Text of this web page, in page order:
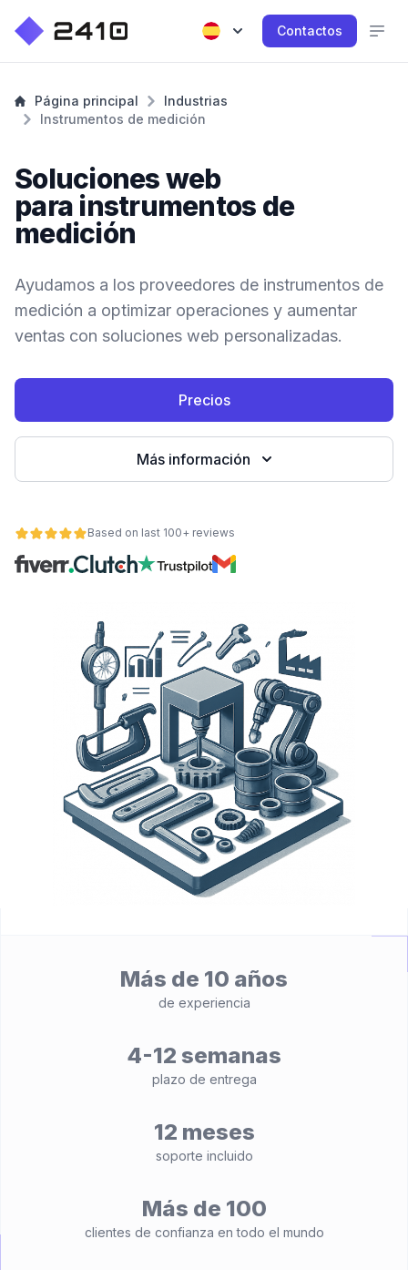
Contactos
Página principal
Industrias
Instrumentos de medición
Soluciones web
para instrumentos de
medición
Ayudamos a los proveedores de instrumentos de
medición a optimizar operaciones y aumentar
ventas con soluciones web personalizadas.
Precios
Más información
Based on last 100+ reviews
Más de 10 años
de experiencia
4-12 semanas
plazo de entrega
12 meses
soporte incluido
Más de 100
clientes de confianza en todo el mundo